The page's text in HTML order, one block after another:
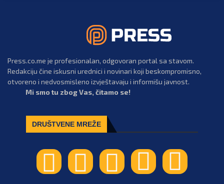
Press.co.me je profesionalan, odgovoran portal sa stavom.
Redakciju čine iskusni urednici i novinari koji beskompromisno,
otvoreno i nedvosmisleno izvještavaju i informišu javnost.
Mi smo tu zbog Vas, čitamo se!
DRUŠTVENE MREŽE